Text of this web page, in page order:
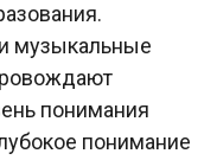
музыкальные
понимания
понимание